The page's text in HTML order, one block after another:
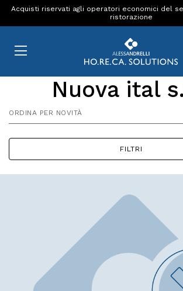
Acquisti riservati agli operatori economici del
ristorazione
Nuova ital
ORDINA PER NOVITÀ
FILTRI